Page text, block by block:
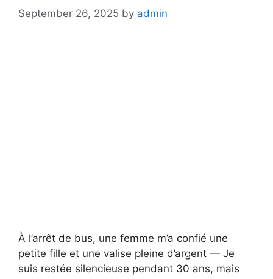
September 26, 2025 by admin
À l’arrêt de bus, une femme m’a confié une
petite fille et une valise pleine d’argent — Je
suis restée silencieuse pendant 30 ans, mais